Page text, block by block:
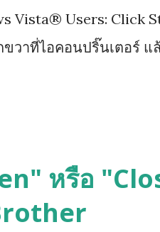
Vista® Users: Click
วาที่ไอคอนปริ๊นเตอร์ แ
หรือ